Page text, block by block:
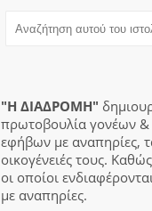
"Η ΔΙΑΔΡΟΜΗ"
πρωτοβουλία γονέων
εφήβων με αναπηρίες,
οικογένειές τους.
οι οποίοι
με αναπηρίες.